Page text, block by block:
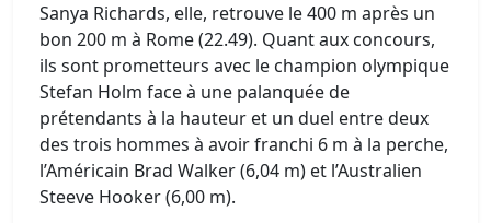
Sanya Richards, elle, retrouve le 400 m après un
bon 200 m à Rome (22.49). Quant aux concours,
ils sont prometteurs avec le champion olympique
Stefan Holm face à une palanquée de
prétendants à la hauteur et un duel entre deux
des trois hommes à avoir franchi 6 m à la perche,
l’Américain Brad Walker (6,04 m) et l’Australien
Steeve Hooker (6,00 m).